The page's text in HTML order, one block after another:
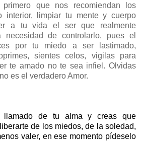
primero que nos recomiendan los
interior, limpiar tu mente y cuerpo
a tu vida el ser que realmente
de controlarlo, pues el
por tu miedo a ser lastimado,
sientes celos, vigilas para
te amado no te sea infiel. Olvidas
es el verdadero Amor.
llamado de tu alma y creas que
de los miedos, de la soledad,
valer, en ese momento pídeselo